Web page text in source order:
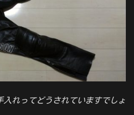
入れってどうされていますでしょ